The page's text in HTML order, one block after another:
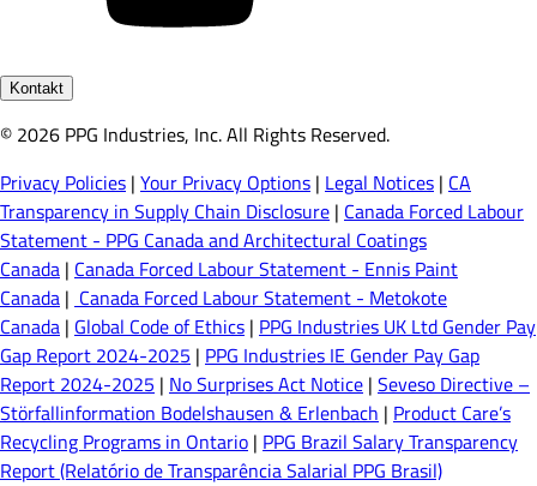
Kontakt
© 2026 PPG Industries, Inc. All Rights Reserved.
Privacy Policies | Your Privacy Options | Legal Notices | CA
Transparency in Supply Chain Disclosure | Canada Forced Labour
Statement - PPG Canada and Architectural Coatings
Canada | Canada Forced Labour Statement - Ennis Paint
Canada | Canada Forced Labour Statement - Metokote
Canada | Global Code of Ethics | PPG Industries UK Ltd Gender Pay
Gap Report 2024-2025 | PPG Industries IE Gender Pay Gap
Report 2024-2025 | No Surprises Act Notice | Seveso Directive –
Störfallinformation Bodelshausen & Erlenbach | Product Care’s
Recycling Programs in Ontario | PPG Brazil Salary Transparency
Report (Relatório de Transparência Salarial PPG Brasil)